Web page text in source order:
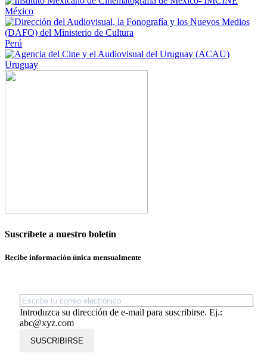
México
Perú
Uruguay
Suscríbete a nuestro boletín
Recibe información única mensualmente
Introduzca su dirección de e-mail para suscribirse. Ej.:
abc@xyz.com
SUSCRIBIRSE